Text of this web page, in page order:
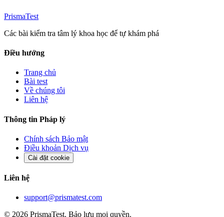
PrismaTest
Các bài kiểm tra tâm lý khoa học để tự khám phá
Điều hướng
Trang chủ
Bài test
Về chúng tôi
Liên hệ
Thông tin Pháp lý
Chính sách Bảo mật
Điều khoản Dịch vụ
Cài đặt cookie
Liên hệ
support@prismatest.com
© 2026 PrismaTest. Bảo lưu mọi quyền.